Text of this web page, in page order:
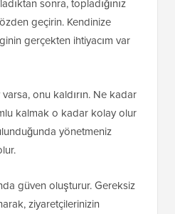
sonra, topladığınız
geçirin. Kendinize
gerçekten ihtiyacım var
onu kaldırın. Ne kadar
kalmak o kadar kolay olur
yönetmeniz
güven oluşturur. Gereksiz
ziyaretçilerinizin